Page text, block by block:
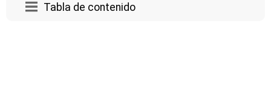
Tabla de contenido